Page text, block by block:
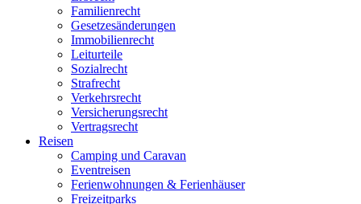
Familienrecht
Gesetzesänderungen
Immobilienrecht
Leiturteile
Sozialrecht
Strafrecht
Verkehrsrecht
Versicherungsrecht
Vertragsrecht
Reisen
Camping und Caravan
Eventreisen
Ferienwohnungen & Ferienhäuser
Freizeitparks